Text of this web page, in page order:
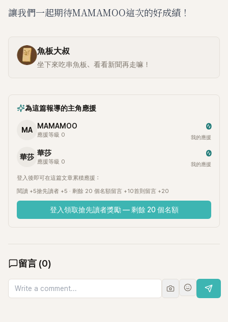
讓我們一起期待MAMAMOO這次的好成績！
魚板大叔
坐下來吃串魚板、看看新聞再走嘛！
為這篇報導的主角應援
MA MAMAMOO
應援等級 0
0
我的應援
華莎 華莎
應援等級 0
0
我的應援
登入後即可在這篇文章累積應援：
閱讀 +5搶先讀者 +5 · 剩餘 20 個名額留言 +10首則留言 +20
登入領取搶先讀者獎勵 — 剩餘 20 個名額
留言 (0)